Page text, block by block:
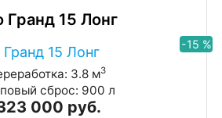
Гранд 15 Лонг
-15 %
3.8 м3
сброс: 900 л
000 руб.